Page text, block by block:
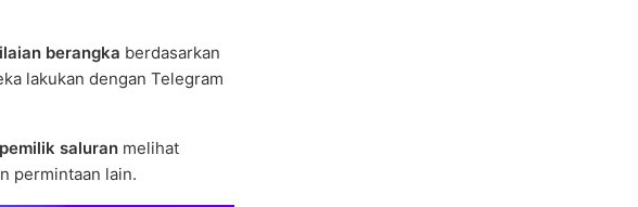
berangka berdasarkan
lakukan dengan Telegram
saluran melihat
permintaan lain.